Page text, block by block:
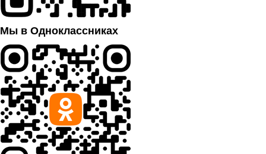
Мы в Одноклассниках